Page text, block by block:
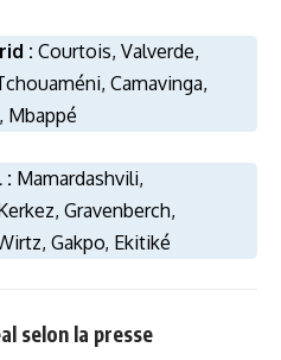
: Courtois, Valverde,
Camavinga,
Mbappé
: Mamardashvili,
Gravenberch,
Gakpo, Ekitiké
selon la presse